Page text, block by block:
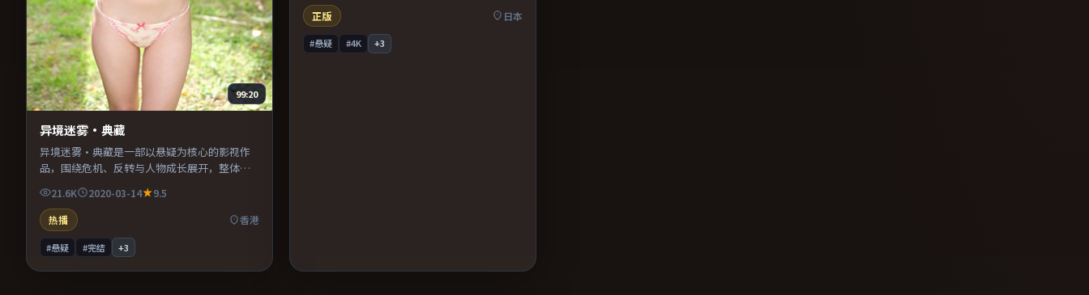
99:20
异境迷雾·典藏
异境迷雾·典藏是一部以悬疑为核心的影视作
品，围绕危机、反转与人物成长展开，整体节
奏紧凑，值得推荐观看。
21.6K 2020-03-14
9.5
热播
香港
#悬疑 #完结 +3
正版
日本
#悬疑 #4K +3